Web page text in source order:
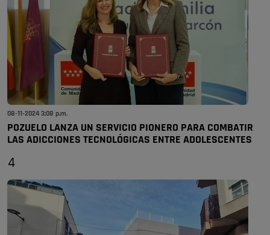
08-11-2024 3:08 p.m.
POZUELO LANZA UN SERVICIO PIONERO PARA COMBATIR
LAS ADICCIONES TECNOLÓGICAS ENTRE ADOLESCENTES
4